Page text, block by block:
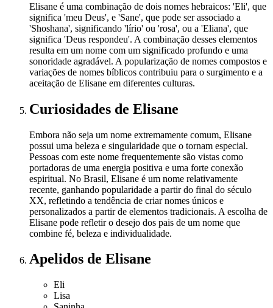
Elisane é uma combinação de dois nomes hebraicos: 'Eli', que
significa 'meu Deus', e 'Sane', que pode ser associado a
'Shoshana', significando 'lírio' ou 'rosa', ou a 'Eliana', que
significa 'Deus respondeu'. A combinação desses elementos
resulta em um nome com um significado profundo e uma
sonoridade agradável. A popularização de nomes compostos e
variações de nomes bíblicos contribuiu para o surgimento e a
aceitação de Elisane em diferentes culturas.
Curiosidades de Elisane
Embora não seja um nome extremamente comum, Elisane
possui uma beleza e singularidade que o tornam especial.
Pessoas com este nome frequentemente são vistas como
portadoras de uma energia positiva e uma forte conexão
espiritual. No Brasil, Elisane é um nome relativamente
recente, ganhando popularidade a partir do final do século
XX, refletindo a tendência de criar nomes únicos e
personalizados a partir de elementos tradicionais. A escolha de
Elisane pode refletir o desejo dos pais de um nome que
combine fé, beleza e individualidade.
Apelidos de Elisane
Eli
Lisa